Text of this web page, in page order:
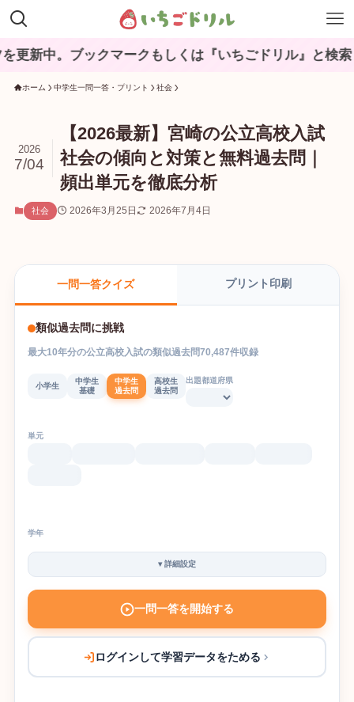
ックマークもしくは『いちごドリル』と検索してね♪
ホーム 中学生一問一答・プリント 社会
【2026最新】宮崎の公立高校入試
社会の傾向と対策と無料過去問｜
頻出単元を徹底分析
2026
7/04
社会 2026年3月25日 2026年7月4日
一問一答クイズ プリント印刷
類似過去問に挑戦
最大10年分の公立高校入試の類似過去問70,487件収録
小学生
中学生
基礎
中学生
過去問
高校生
過去問
出題都道府県
単元
学年
▾詳細設定
一問一答を開始する
ログインして学習データをためる